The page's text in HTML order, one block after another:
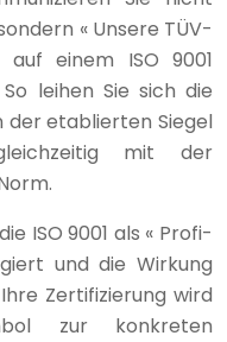
« Unsere TÜV-
einem ISO 9001
leihen Sie sich die
der etablierten Siegel
mit der
ISO 9001 als « Profi-
und die Wirkung
Zertifizierung wird
zur konkreten